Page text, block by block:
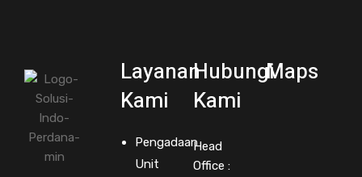
Layanan
Kami
Pengadaan
Unit
Hubungi
Kami
Head
Office :
Maps